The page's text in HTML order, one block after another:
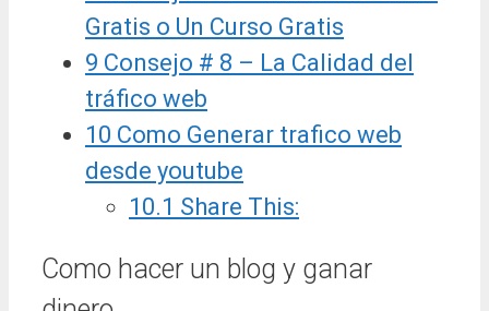
Gratis o Un Curso Gratis
9 Consejo # 8 – La Calidad del
tráfico web
10 Como Generar trafico web
desde youtube
10.1 Share This:
Como hacer un blog y ganar